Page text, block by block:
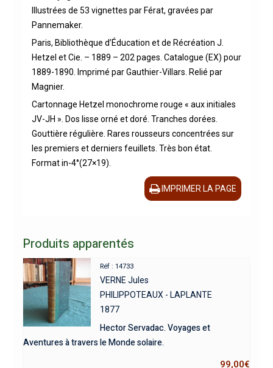
Illustrées de 53 vignettes par Férat, gravées par
Pannemaker.
Paris, Bibliothèque d’Éducation et de Récréation J.
Hetzel et Cie. – 1889 – 202 pages. Catalogue (EX) pour
1889-1890. Imprimé par Gauthier-Villars. Relié par
Magnier.
Cartonnage Hetzel monochrome rouge « aux initiales
JV-JH ». Dos lisse orné et doré. Tranches dorées.
Gouttière régulière. Rares rousseurs concentrées sur
les premiers et derniers feuillets. Très bon état.
Format in-4°(27×19).
IMPRIMER LA PAGE
Produits apparentés
Réf : 14733
VERNE Jules
PHILIPPOTEAUX - LAPLANTE
1877
Hector Servadac. Voyages et
Aventures à travers le Monde solaire.
99,00€